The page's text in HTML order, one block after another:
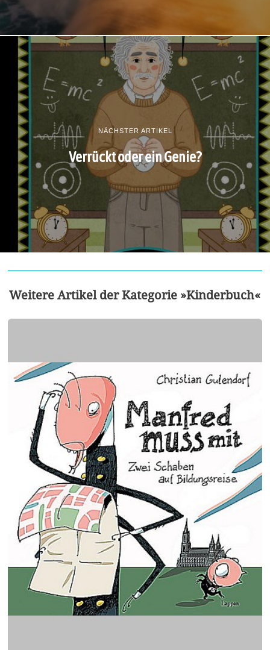
NÄCHSTER ARTIKEL
Verrückt oder ein Genie?
Weitere Artikel der Kategorie »Kinderbuch«